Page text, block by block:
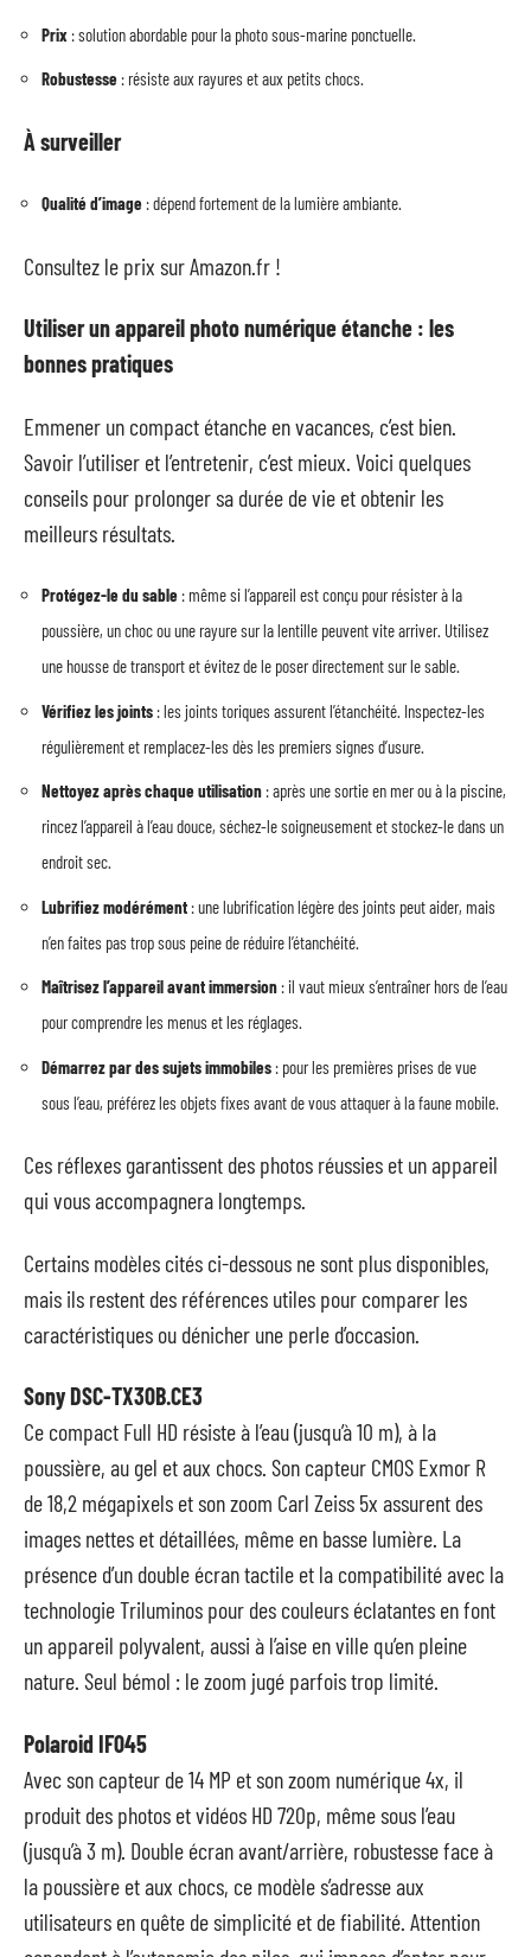
Prix : solution abordable pour la photo sous-marine ponctuelle.
Robustesse : résiste aux rayures et aux petits chocs.
À surveiller
Qualité d’image : dépend fortement de la lumière ambiante.
Consultez le prix sur Amazon.fr !
Utiliser un appareil photo numérique étanche : les
bonnes pratiques
Emmener un compact étanche en vacances, c’est bien.
Savoir l’utiliser et l’entretenir, c’est mieux. Voici quelques
conseils pour prolonger sa durée de vie et obtenir les
meilleurs résultats.
Protégez-le du sable : même si l’appareil est conçu pour résister à la
poussière, un choc ou une rayure sur la lentille peuvent vite arriver. Utilisez
une housse de transport et évitez de le poser directement sur le sable.
Vérifiez les joints : les joints toriques assurent l’étanchéité. Inspectez-les
régulièrement et remplacez-les dès les premiers signes d’usure.
Nettoyez après chaque utilisation : après une sortie en mer ou à la piscine,
rincez l’appareil à l’eau douce, séchez-le soigneusement et stockez-le dans un
endroit sec.
Lubrifiez modérément : une lubrification légère des joints peut aider, mais
n’en faites pas trop sous peine de réduire l’étanchéité.
Maîtrisez l’appareil avant immersion : il vaut mieux s’entraîner hors de l’eau
pour comprendre les menus et les réglages.
Démarrez par des sujets immobiles : pour les premières prises de vue
sous l’eau, préférez les objets fixes avant de vous attaquer à la faune mobile.
Ces réflexes garantissent des photos réussies et un appareil
qui vous accompagnera longtemps.
Certains modèles cités ci-dessous ne sont plus disponibles,
mais ils restent des références utiles pour comparer les
caractéristiques ou dénicher une perle d’occasion.
Sony DSC-TX30B.CE3
Ce compact Full HD résiste à l’eau (jusqu’à 10 m), à la
poussière, au gel et aux chocs. Son capteur CMOS Exmor R
de 18,2 mégapixels et son zoom Carl Zeiss 5x assurent des
images nettes et détaillées, même en basse lumière. La
présence d’un double écran tactile et la compatibilité avec la
technologie Triluminos pour des couleurs éclatantes en font
un appareil polyvalent, aussi à l’aise en ville qu’en pleine
nature. Seul bémol : le zoom jugé parfois trop limité.
Polaroid IF045
Avec son capteur de 14 MP et son zoom numérique 4x, il
produit des photos et vidéos HD 720p, même sous l’eau
(jusqu’à 3 m). Double écran avant/arrière, robustesse face à
la poussière et aux chocs, ce modèle s’adresse aux
utilisateurs en quête de simplicité et de fiabilité. Attention